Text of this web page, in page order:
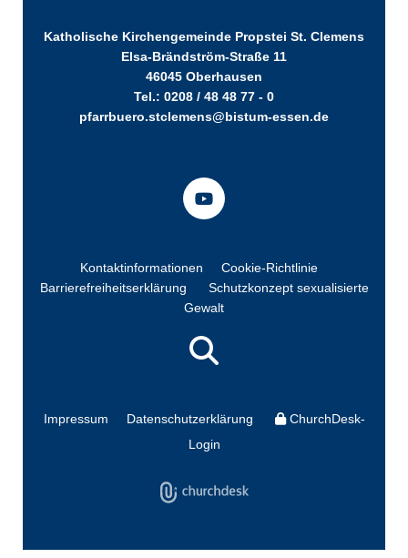
Katholische Kirchengemeinde Propstei St. Clemens
Elsa-Brändström-Straße 11
46045 Oberhausen
Tel.: 0208 / 48 48 77 - 0
pfarrbuero.stclemens@bistum-essen.de
Kontaktinformationen
Cookie-Richtlinie
Barrierefreiheitserklärung
Schutzkonzept sexualisierte
Gewalt
Impressum Datenschutzerklärung
ChurchDesk-
Login